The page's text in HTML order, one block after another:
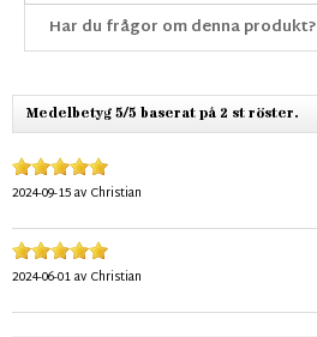
Har du frågor om denna produkt?
Medelbetyg 5/5 baserat på 2 st röster.
2024-09-15av Christian
2024-06-01av Christian